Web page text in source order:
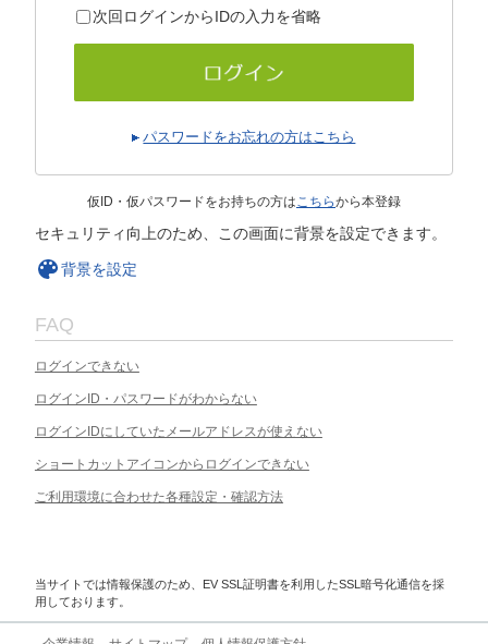
次回ログインからIDの入力を省略
パスワードをお忘れの方はこちら
仮ID・仮パスワードをお持ちの方はこちらから本登録
セキュリティ向上のため、この画面に背景を設定できます。
背景を設定
FAQ
ログインできない
ログインID・パスワードがわからない
ログインIDにしていたメールアドレスが使えない
ショートカットアイコンからログインできない
ご利用環境に合わせた各種設定・確認方法
当サイトでは情報保護のため、EV SSL証明書を利用したSSL暗号化通信を採
用しております。